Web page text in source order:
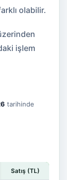
olabilir.
işlem
tarihinde
Satış (TL)